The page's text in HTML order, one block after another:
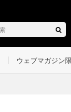
ウェブマガジン